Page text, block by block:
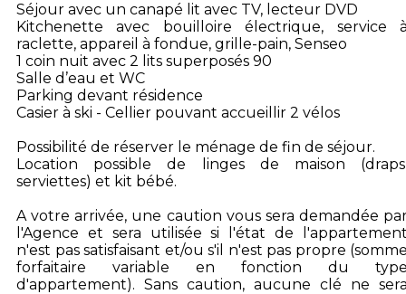
Séjour avec un canapé lit avec TV, lecteur DVD
Kitchenette avec bouilloire électrique, service
raclette, appareil à fondue, grille-pain, Senseo
1 coin nuit avec 2 lits superposés 90
Salle d’eau et WC
Parking devant résidence
Casier à ski - Cellier pouvant accueillir 2 vélos
Possibilité de réserver le ménage de fin de séjour.
Location possible de linges de maison
serviettes) et kit bébé.
A votre arrivée, une caution vous sera demandée
l'Agence et sera utilisée si l'état de
n'est pas satisfaisant et/ou s'il n'est pas propre
forfaitaire variable en fonction du
d'appartement). Sans caution, aucune clé ne